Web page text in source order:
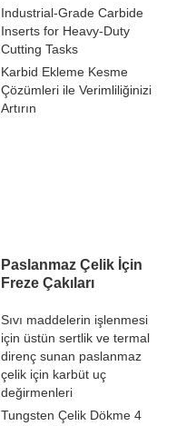
Industrial-Grade Carbide
Inserts for Heavy-Duty
Cutting Tasks
Karbid Ekleme Kesme
Çözümleri ile Verimliliğinizi
Artırın
Paslanmaz Çelik İçin
Freze Çakıları
Sıvı maddelerin işlenmesi
için üstün sertlik ve termal
direnç sunan paslanmaz
çelik için karbüt uç
değirmenleri
Tungsten Çelik Dökme 4